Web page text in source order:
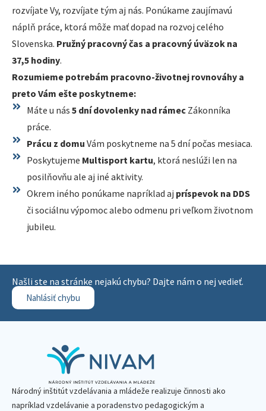
rozvíjate Vy, rozvíjate tým aj nás. Ponúkame zaujímavú
náplň práce, ktorá môže mať dopad na rozvoj celého
Slovenska. Pružný pracovný čas a pracovný úväzok na
37,5 hodiny.
Rozumieme potrebám pracovno-životnej rovnováhy a
preto Vám ešte poskytneme:
Máte u nás 5 dní dovolenky nad rámec Zákonníka
práce.
Prácu z domu Vám poskytneme na 5 dní počas mesiaca.
Poskytujeme Multisport kartu, ktorá neslúži len na
posilňovňu ale aj iné aktivity.
Okrem iného ponúkame napríklad aj príspevok na DDS
či sociálnu výpomoc alebo odmenu pri veľkom životnom
jubileu.
Našli ste na stránke nejakú chybu? Dajte nám o nej vedieť.
Nahlásiť chybu
Národný inštitút vzdelávania a mládeže realizuje činnosti ako
napríklad vzdelávanie a poradenstvo pedagogickým a